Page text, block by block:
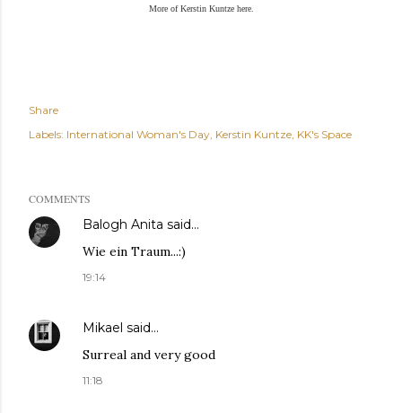
More of Kerstin Kuntze here.
Share
Labels: International Woman's Day Kerstin Kuntze KK's Space
COMMENTS
Balogh Anita said…
Wie ein Traum...:)
19:14
Mikael said…
Surreal and very good
11:18